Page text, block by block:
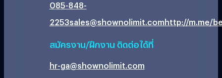
085-848-
2253sales@shownolimit.comhttp://m.me/
สมัครงาน/ฝึกงาน ติดต่อได้ที่
hr-ga@shownolimit.com